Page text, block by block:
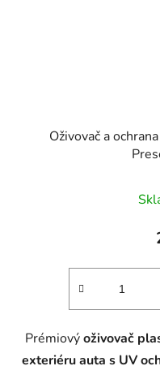
Oživovač a
Prémiovýoživovač
exteriéru auta s UV